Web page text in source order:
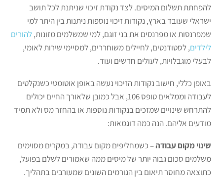
להפחתת תשלום המיסים. לצד נקודת זיכוי שניתנת לכל תושב
ישראלי שעובד בארץ, נקודות זיכוי נוספות ניתנות בין היתר למי
שמפרנסות או מפרנסים את בני זוגם, למי שמשלמים מזונות,להורים
לילדים, לסטודנטים, לחיילים משוחררים, למסיימי שירות לאומי,
לבעלי מוגבלויות, לעולים חדשים ועוד.
באופן כללי, חישוב נקודות הזיכוי נעשה באופן אוטומטי כשנקלטים
לעבודה וממלאים טופס 106, אבל כמובן שלאורך החיים יכולים
להתרחש שינויים שמזכים בנקודות נוספות או בהחזר מס ולא תמיד
מודעים אליהם. הנה כמה דוגמאות:
שינוי מקום עבודה –כשמחליפים מקום עבודה, במקרים מסוימים
משלמים סכום גבוה יותר של מיסים ממה שאמורים לשלם בפועל,
כתוצאה מחוסר תיאום בין הגורמים השונים שמעורבים בתהליך.